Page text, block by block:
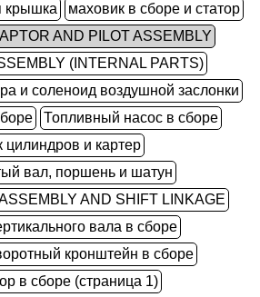
крышка
маховик в сборе и статор
AND PILOT ASSEMBLY
(INTERNAL PARTS)
и соленоид воздушной заслонки
Топливный насос в сборе
цилиндров и картер
вал, поршень и шатун
AND SHIFT LINKAGE
вала в сборе
кронштейн в сборе
в сборе (страница 1)